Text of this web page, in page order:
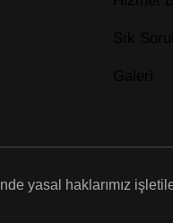
yasal haklarımız